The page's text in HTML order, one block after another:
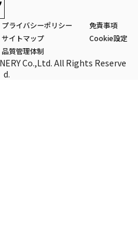
プライバシーポリシー
免責事項
サイトマップ
Cookie設定
品質管理体制
Co.,Ltd. All Rights Reserve
d.